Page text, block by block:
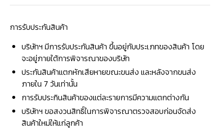
การรับประกันสินค้า
บริษัทฯ มีการรับประกันสินค้า ขึ้นอยู่กับประเภทของสินค้า โดย
จะอยู่ภายใต้การพิจารณาของบริษัท
ประกันสินค้าแตกหักเสียหายขณะขนส่ง และหลังจากขนส่ง
ภายใน 7 วันเท่านั้น
การรับประกินสินค้าของแต่ละรายการมีความแตกต่างกัน
บริษัทฯ ขอสงวนสิทธิ์ในการพิจารณาตรวจสอบก่อนจัดส่ง
สินค้าใหม่ให้แก่ลูกค้า